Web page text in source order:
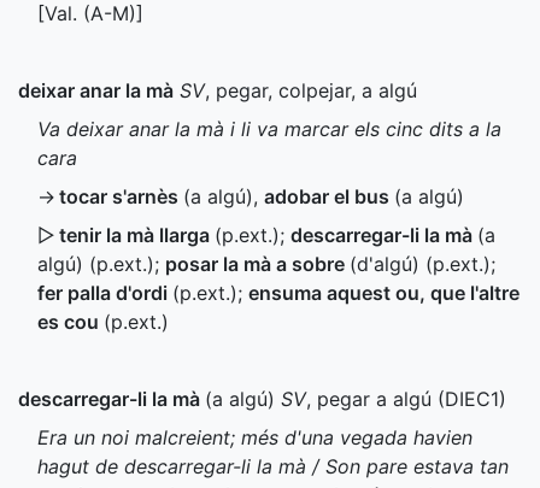
[Val. (A-M)]
deixar anar la mà SV, pegar, colpejar, a algú
Va deixar anar la mà i li va marcar els cinc dits a la
cara
→ tocar s'arnès (a algú), adobar el bus (a algú)
▷ tenir la mà llarga (p.ext.); descarregar-li la mà (a
algú) (p.ext.); posar la mà a sobre (d'algú) (p.ext.);
fer palla d'ordi (p.ext.); ensuma aquest ou, que l'altre
es cou (p.ext.)
descarregar-li la mà (a algú) SV, pegar a algú (DIEC1)
Era un noi malcreient; més d'una vegada havien
hagut de descarregar-li la mà / Son pare estava tan